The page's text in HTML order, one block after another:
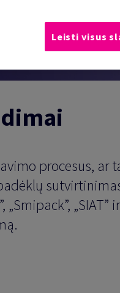
procesus,
Leisti visus